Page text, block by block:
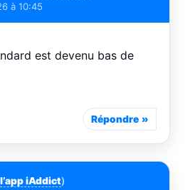
à 10:45
est devenu bas de
Répondre
l’app iAddict)